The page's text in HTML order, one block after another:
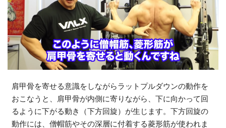
肩甲骨を寄せる意識をしながらラットプルダウンの動作を
おこなうと、肩甲骨が内側に寄りながら、下に向かって回
るように下がる動き（下方回旋）が生じます。下方回旋の
動作には、僧帽筋やその深層に付着する菱形筋が使われま